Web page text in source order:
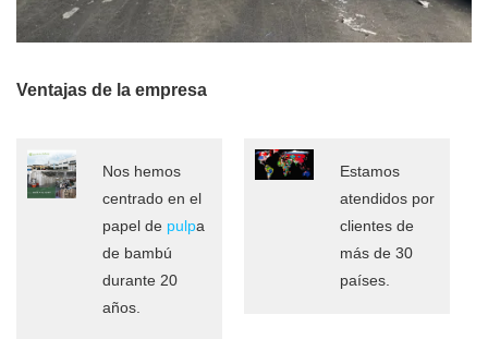
Ventajas de la empresa
Nos hemos
centrado en el
papel de pulpa
de bambú
durante 20
años.
Estamos
atendidos por
clientes de
más de 30
países.